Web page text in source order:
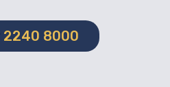
2240 8000